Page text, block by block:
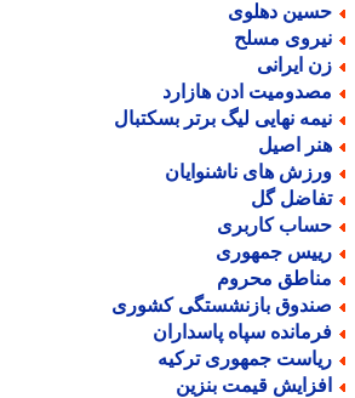
دهلوی
مسلح
ایرانی
ادن هازارد
نهایی لیگ برتر بسکتبال
اصیل
های ناشنوایان
گل
کاربری
جمهوری
محروم
بازنشستگی کشوری
سپاه پاسداران
جمهوری ترکیه
قیمت بنزین